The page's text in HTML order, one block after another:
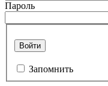
Пароль
Войти
Запомнить